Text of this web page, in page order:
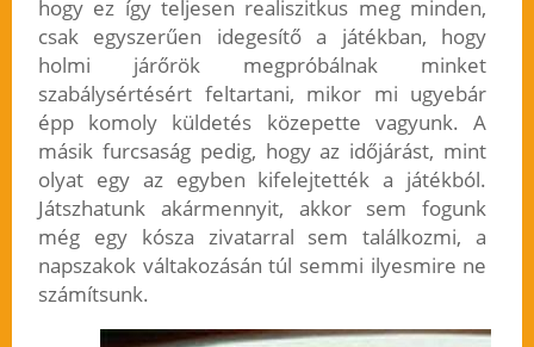
hogy ez így teljesen realiszitkus meg minden,
csak egyszerűen idegesítő a játékban, hogy
holmi járőrök megpróbálnak minket
szabálysértésért feltartani, mikor mi ugyebár
épp komoly küldetés közepette vagyunk. A
másik furcsaság pedig, hogy az időjárást, mint
olyat egy az egyben kifelejtették a játékból.
Játszhatunk akármennyit, akkor sem fogunk
még egy kósza zivatarral sem találkozmi, a
napszakok váltakozásán túl semmi ilyesmire ne
számítsunk.